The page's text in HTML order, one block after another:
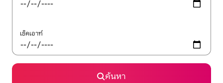
เช็คเอาท์
ค้นหา